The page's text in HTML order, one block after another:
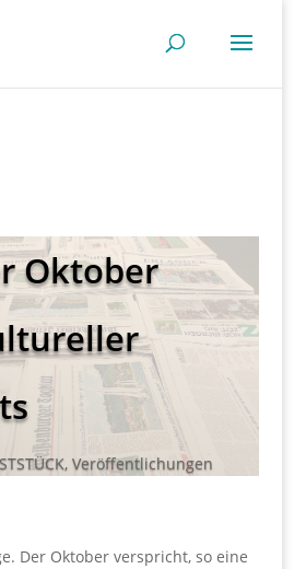
Oktober
, Veröffentlichungen
Der Oktober verspricht, so eine